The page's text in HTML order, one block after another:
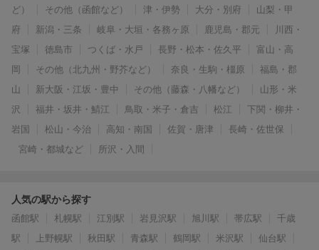
ど）
その他（函館など） 津・伊勢 大分・別府
山梨・甲
府
新潟・三条 岐阜・大垣・各務ヶ原 鹿児島・郡元
川西・
宝塚
徳島市 つくば・水戸 長野・松本・佐久平
富山・高
岡
その他（北九州・野芥など） 奈良・生駒・橿原
福島・郡
山
新大阪・江坂・豊中 その他（藤森・八幡など）
山形・米
沢
福井・坂井・鯖江 鳥取・米子・倉吉 松江
下関・柳井・
岩国
松山・今治 高知・南国 佐賀・唐津
長崎・佐世保
宮崎・都城など
所沢・入間
人気の駅から探す
函館駅 札幌駅 江別駅 岩見沢駅 旭川駅 帯広駅
千歳
駅
上野幌駅 秋田駅 青森駅 鶴岡駅 米沢駅
仙台駅